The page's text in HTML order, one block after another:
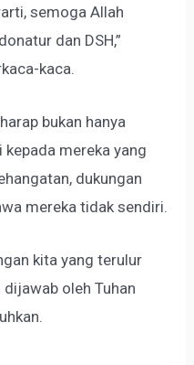
semoga Allah
dan DSH,”
kaca.
bukan hanya
mereka yang
dukungan
mereka tidak sendiri.
kita yang terulur
oleh Tuhan